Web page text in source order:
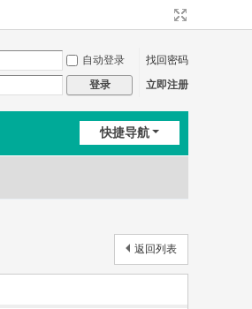
自动登录
找回密码
登录 立即注册
快捷导航
返回列表